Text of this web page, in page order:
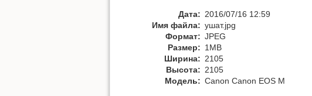
Дата: 2016/07/16 12:59
Имя файла: ушат.jpg
Формат: JPEG
Размер: 1MB
Ширина: 2105
Высота: 2105
Модель: Canon Canon EOS M